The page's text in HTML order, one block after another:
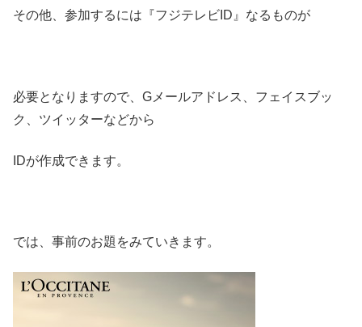
その他、参加するには『フジテレビID』なるものが
必要となりますので、Gメールアドレス、フェイスブッ
ク、ツイッターなどから
IDが作成できます。
では、事前のお題をみていきます。